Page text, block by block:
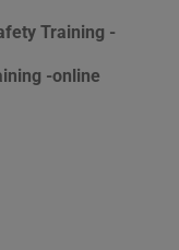
Training -
-online